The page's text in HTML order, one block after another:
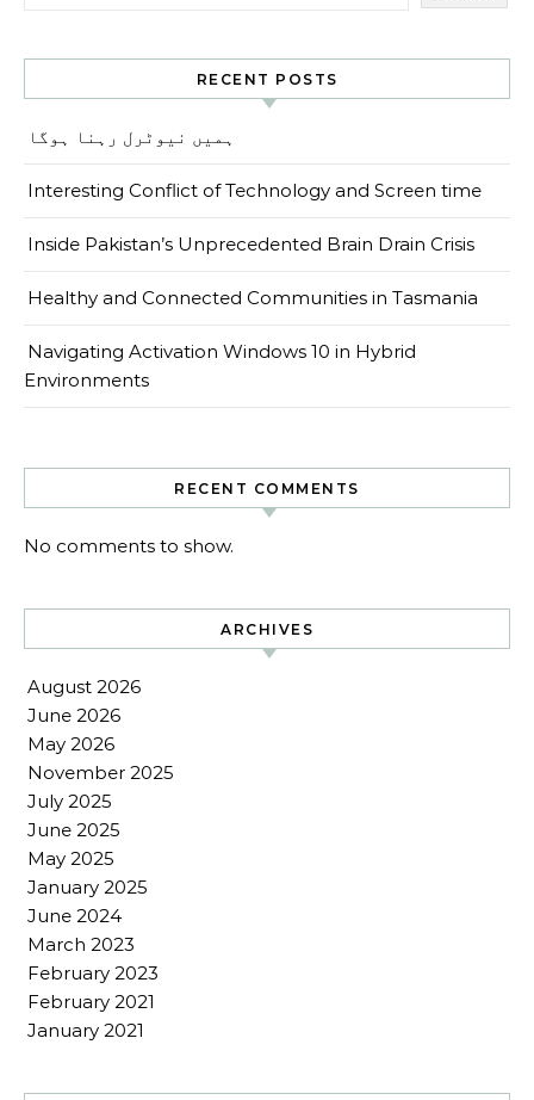
RECENT POSTS
ہمیں نیوٹرل رہنا ہوگا
Interesting Conflict of Technology and Screen time
Inside Pakistan’s Unprecedented Brain Drain Crisis
Healthy and Connected Communities in Tasmania
Navigating Activation Windows 10 in Hybrid
Environments
RECENT COMMENTS
No comments to show.
ARCHIVES
August 2026
June 2026
May 2026
November 2025
July 2025
June 2025
May 2025
January 2025
June 2024
March 2023
February 2023
February 2021
January 2021